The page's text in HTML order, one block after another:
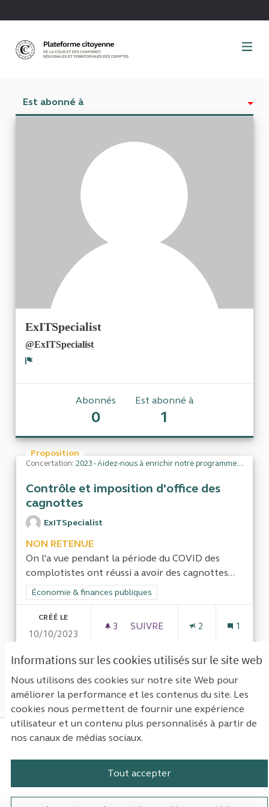
Informations sur les cookies utilisés sur le site web
Nous utilisons des cookies sur notre site Web pour
améliorer la performance et les contenus du site. Les
cookies nous permettent de fournir une expérience
utilisateur et un contenu plus personnalisés à partir de
nos canaux de médias sociaux.
Tout accepter
Est abonné à
ExITSpecialist
@ExITSpecialist
Abonnés
0
Est abonné à
1
Proposition
Concertation: 2023 - Aidez-nous à enrichir notre programme de travail
Contrôle et imposition d'office des
cagnottes
ExITSpecialist
NON RETENUE
On l'a vue pendant la période du COVID des
complotistes ont réussi a avoir des cagnottes...
Filtrer les résultats de la catégorie : Économie & finances
Économie & finances publiques
CRÉÉ LE
10/10/2023
3 3 ABONNÉS
SUIVRE
2 1
VOIR LA PROPOSITION
Mentions légales
Paramètres des cookies
Plateforme de participation de la
Plateforme de participation de la
Plateforme de participation
Plateforme de